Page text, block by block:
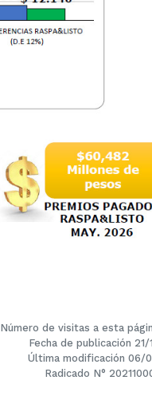
Número de visitas a esta
Fecha de publicación 21/
Última modificación 06/
Radicado N°